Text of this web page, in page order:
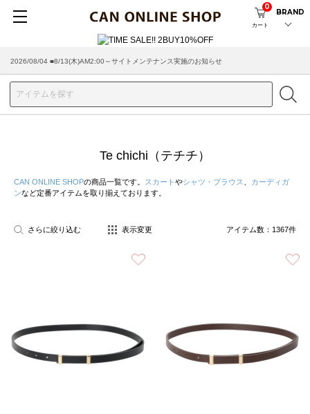
カート
0
BRAND
2026/08/04 ■8/13(木)AM2:00～サイトメンテナンス実施のお知らせ
2026/07/29 ■【お知らせ】ヤマト運輸の配送遅延・停止について
Te chichi（テチチ）
CAN ONLINE SHOPの商品一覧です。 スカート やシャツ・ブラウス
カーディガ
ンなど定番アイテムを取り揃えております。
さらに絞り込む 表示変更 アイテム数： 1367件